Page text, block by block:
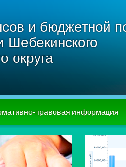
и бюджетной
Шебекинского
округа
правовая информация